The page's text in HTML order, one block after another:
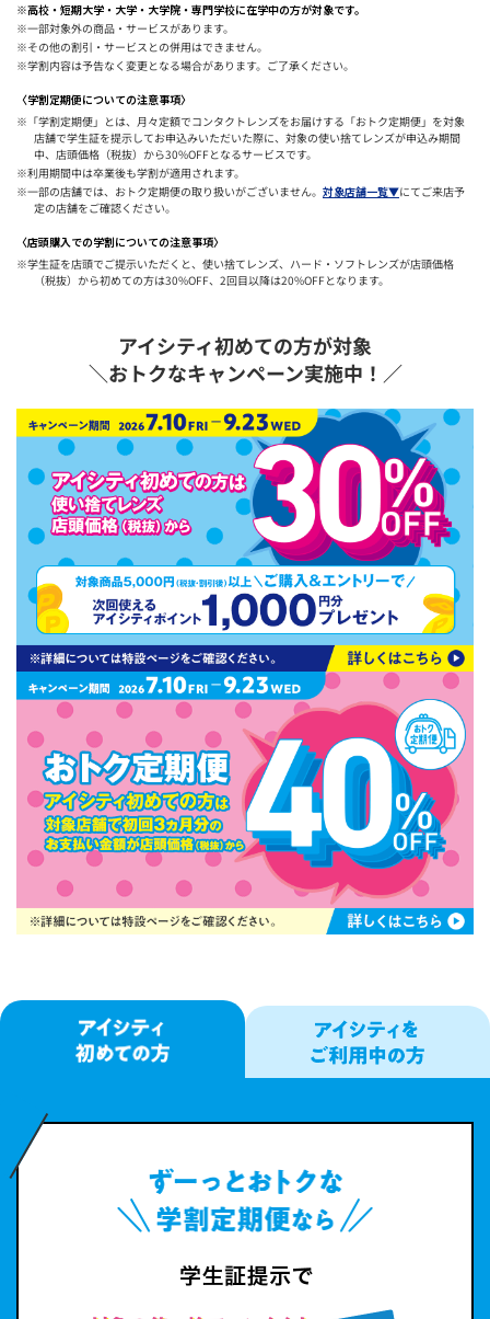
※高校・短期大学・大学・大学院・専門学校に在学中の方が対象です。
※一部対象外の商品・サービスがあります。
※その他の割引・サービスとの併用はできません。
※学割内容は予告なく変更となる場合があります。ご了承ください。
〈学割定期便についての注意事項〉
※「学割定期便」とは、月々定額でコンタクトレンズをお届けする「おトク定期便」を対象
店舗で学生証を提示してお申込みいただいた際に、対象の使い捨てレンズが申込み期間
中、店頭価格（税抜）から30%OFFとなるサービスです。
※利用期間中は卒業後も学割が適用されます。
※一部の店舗では、おトク定期便の取り扱いがございません。 対象店舗一覧▼にてご来店予
定の店舗をご確認ください。
〈店頭購入での学割についての注意事項〉
※学生証を店頭でご提示いただくと、使い捨てレンズ、ハード・ソフトレンズが店頭価格
（税抜）から初めての方は30%OFF、2回目以降は20%OFFとなります。
アイシティ初めての方が対象
＼おトクなキャンペーン実施中！／